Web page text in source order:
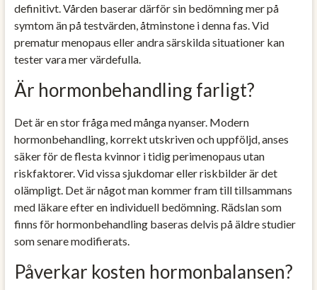
definitivt. Vården baserar därför sin bedömning mer på
symtom än på testvärden, åtminstone i denna fas. Vid
prematur menopaus eller andra särskilda situationer kan
tester vara mer värdefulla.
Är hormonbehandling farligt?
Det är en stor fråga med många nyanser. Modern
hormonbehandling, korrekt utskriven och uppföljd, anses
säker för de flesta kvinnor i tidig perimenopaus utan
riskfaktorer. Vid vissa sjukdomar eller riskbilder är det
olämpligt. Det är något man kommer fram till tillsammans
med läkare efter en individuell bedömning. Rädslan som
finns för hormonbehandling baseras delvis på äldre studier
som senare modifierats.
Påverkar kosten hormonbalansen?